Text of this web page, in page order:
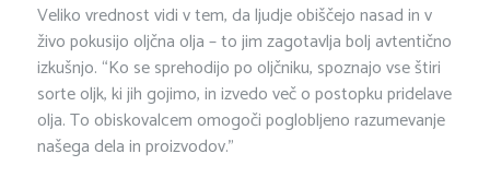
Veliko vrednost vidi v tem, da ljudje obiščejo nasad in v
živo pokusijo oljčna olja – to jim zagotavlja bolj avtentično
izkušnjo. “Ko se sprehodijo po oljčniku, spoznajo vse štiri
sorte oljk, ki jih gojimo, in izvedo več o postopku pridelave
olja. To obiskovalcem omogoči poglobljeno razumevanje
našega dela in proizvodov.”